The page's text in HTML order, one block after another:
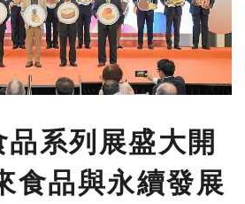
系列展盛大開
食品與永續發展